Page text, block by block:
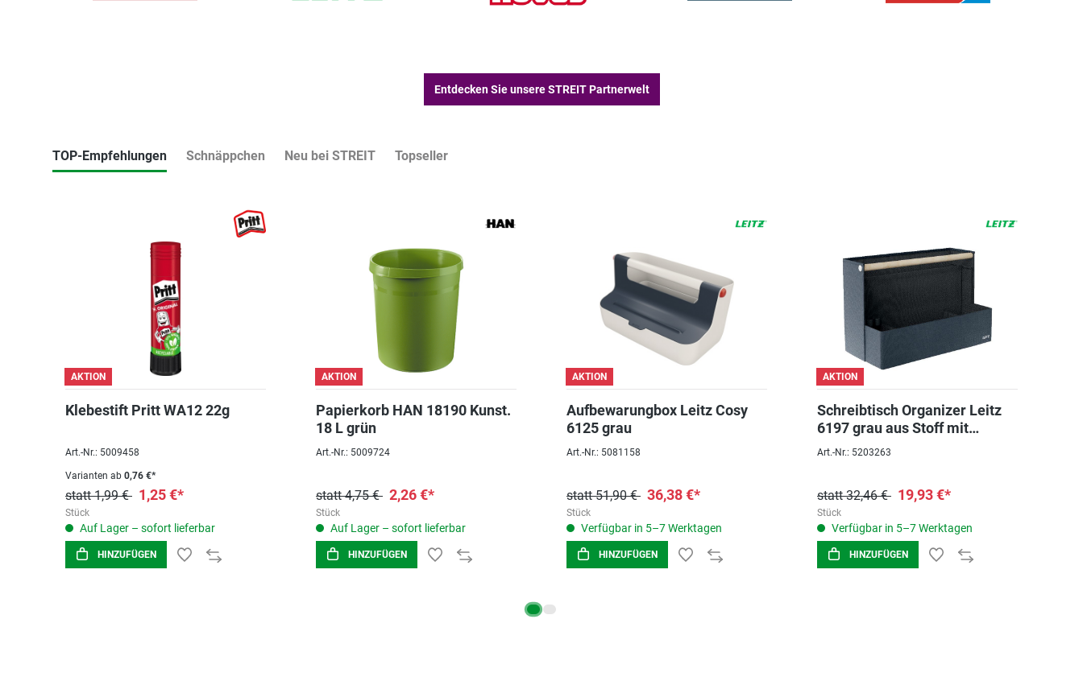
Entdecken Sie unsere STREIT Partnerwelt
TOP-Empfehlungen Schnäppchen Neu bei STREIT Topseller
AKTION
Klebestift Pritt WA12 22g
Art.-Nr.: 5009458
Varianten ab 0,76 €*
statt 1,99 € 1,25 €*
Stück
Auf Lager – sofort lieferbar
HINZUFÜGEN
AKTION
Papierkorb HAN 18190 Kunst.
18 L grün
Art.-Nr.: 5009724
statt 4,75 € 2,26 €*
Stück
Auf Lager – sofort lieferbar
HINZUFÜGEN
AKTION
Aufbewarungbox Leitz Cosy
6125 grau
Art.-Nr.: 5081158
statt 51,90 € 36,38 €*
Stück
Verfügbar in 5–7 Werktagen
HINZUFÜGEN
AKTION
Schreibtisch Organizer Leitz
6197 grau aus Stoff mit
Tragegriff 38x19x26cm
Art.-Nr.: 5203263
statt 32,46 € 19,93 €*
Stück
Verfügbar in 5–7 Werktagen
HINZUFÜGEN